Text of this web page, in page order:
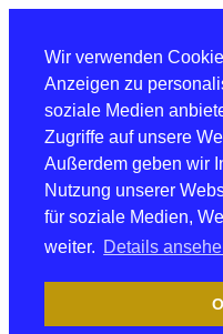
Wir verwenden
Anzeigen zu
soziale Medien
Zugriffe auf unsere
Außerdem geben wir
Nutzung unserer
für soziale Medien,
weiter. Details